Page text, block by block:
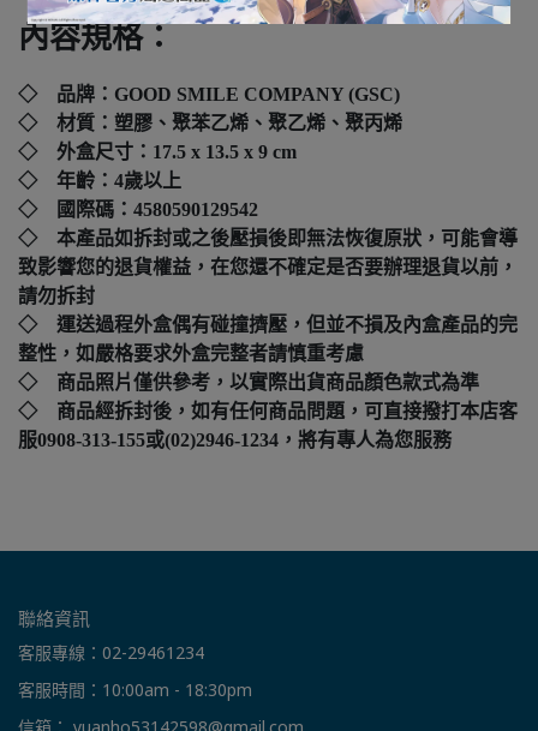
內容規格：
◇ 品牌：GOOD SMILE COMPANY (GSC)
◇ 材質：塑膠、聚苯乙烯、聚乙烯、聚丙烯
◇ 外盒尺寸： 17.5 x 13.5 x 9 cm
◇ 年齡：4歲以上
◇ 國際碼： 4580590129542
◇ 本產品如拆封或之後壓損後即無法恢復原狀，可能會導
致影響您的退貨權益，在您還不確定是否要辦理退貨以前，
請勿拆封
◇ 運送過程外盒偶有碰撞擠壓，但並不損及內盒產品的完
整性，如嚴格要求外盒完整者請慎重考慮
◇ 商品照片僅供參考，以實際出貨商品顏色款式為準
◇ 商品經拆封後，如有任何商品問題，可直接撥打本店客
服0908-313-155或(02)2946-1234，將有專人為您服務
聯絡資訊
客服專線：02-29461234
客服時間：10:00am - 18:30pm